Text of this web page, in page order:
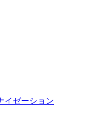
イゼーション